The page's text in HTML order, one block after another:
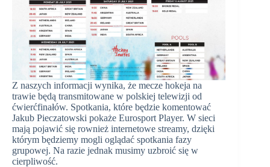
Z naszych informacji wynika, że mecze hokeja na
trawie będą transmitowane w polskiej telewizji od
ćwierćfinałów. Spotkania, które będzie komentować
Jakub Pieczatowski pokaże Eurosport Player. W sieci
mają pojawić się rownież internetowe streamy, dzięki
którym będziemy mogli oglądać spotkania fazy
grupowej. Na razie jednak musimy uzbroić się w
cierpliwość.